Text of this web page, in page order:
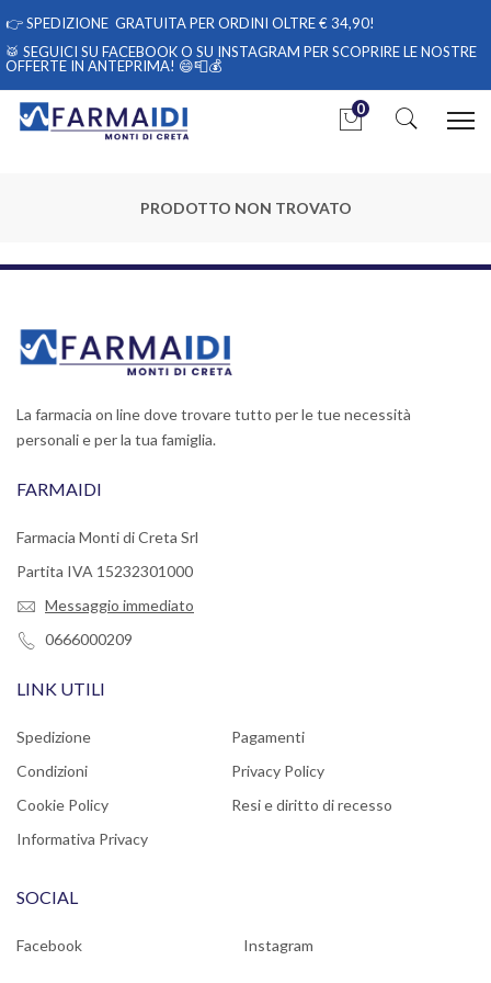
👉SPEDIZIONE GRATUITA PER ORDINI OLTRE € 34,90!
🥁 SEGUICI SU FACEBOOKO SU INSTAGRAM PER SCOPRIRE LE NOSTRE
OFFERTE IN ANTEPRIMA! 😄📮💰
0
PRODOTTO NON TROVATO
La farmacia on line dove trovare tutto per le tue necessità
personali e per la tua famiglia.
FARMAIDI
Farmacia Monti di Creta Srl
Partita IVA 15232301000
Messaggio immediato
0666000209
LINK UTILI
Spedizione
Pagamenti
Condizioni
Privacy Policy
Cookie Policy
Resi e diritto di recesso
Informativa Privacy
SOCIAL
Facebook Instagram